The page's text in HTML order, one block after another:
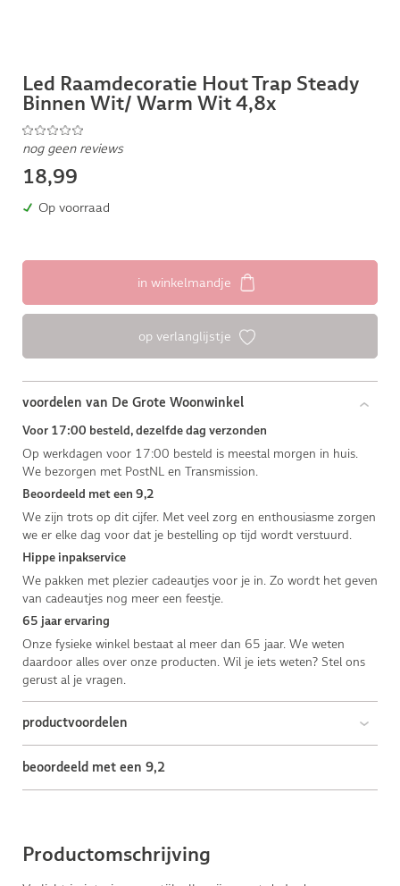
Led Raamdecoratie Hout Trap Steady
Binnen Wit/ Warm Wit 4,8x
nog geen reviews
18,99
Op voorraad
in winkelmandje
op verlanglijstje
voordelen van De Grote Woonwinkel
Voor 17:00 besteld, dezelfde dag verzonden
Op werkdagen voor 17:00 besteld is meestal morgen in huis.
We bezorgen met PostNL en Transmission.
Beoordeeld met een 9,2
We zijn trots op dit cijfer. Met veel zorg en enthousiasme zorgen
we er elke dag voor dat je bestelling op tijd wordt verstuurd.
Hippe inpakservice
We pakken met plezier cadeautjes voor je in. Zo wordt het geven
van cadeautjes nog meer een feestje.
65 jaar ervaring
Onze fysieke winkel bestaat al meer dan 65 jaar. We weten
daardoor alles over onze producten. Wil je iets weten? Stel ons
gerust al je vragen.
productvoordelen
beoordeeld met een 9,2
Productomschrijving